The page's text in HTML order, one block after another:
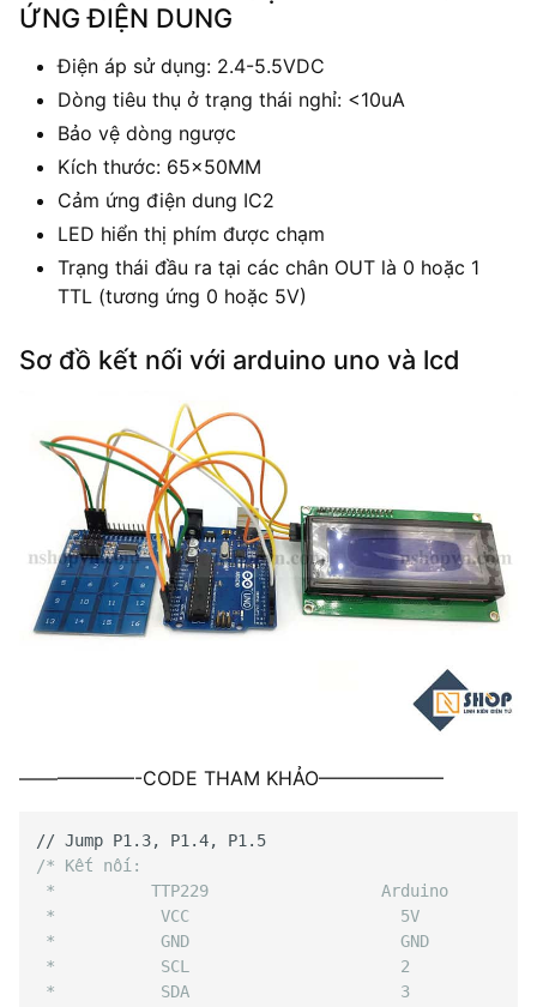
ỨNG ĐIỆN DUNG
Điện áp sử dụng: 2.4-5.5VDC
Dòng tiêu thụ ở trạng thái nghỉ: <10uA
Bảo vệ dòng ngược
Kích thước: 65x50MM
Cảm ứng điện dung IC2
LED hiển thị phím được chạm
Trạng thái đầu ra tại các chân OUT là 0 hoặc 1
TTL (tương ứng 0 hoặc 5V)
Sơ đồ kết nối với arduino uno và lcd
——————-CODE THAM KHẢO——————–
// Jump P1.3, P1.4, P1.5
/* Kết nối:
*          TTP229                  Arduino
*           VCC                      5V
*           GND                      GND
*           SCL                      2
*           SDA                      3